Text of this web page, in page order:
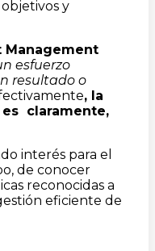
y
Management
esfuerzo
resultado o
, la
claramente,
interés para el
de conocer
reconocidas a
eficiente de